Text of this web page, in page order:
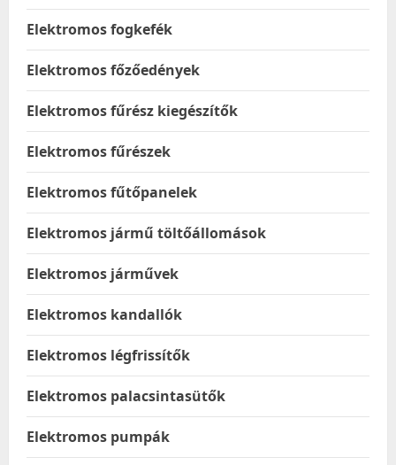
Elektromos fogkefék
Elektromos főzőedények
Elektromos fűrész kiegészítők
Elektromos fűrészek
Elektromos fűtőpanelek
Elektromos jármű töltőállomások
Elektromos járművek
Elektromos kandallók
Elektromos légfrissítők
Elektromos palacsintasütők
Elektromos pumpák